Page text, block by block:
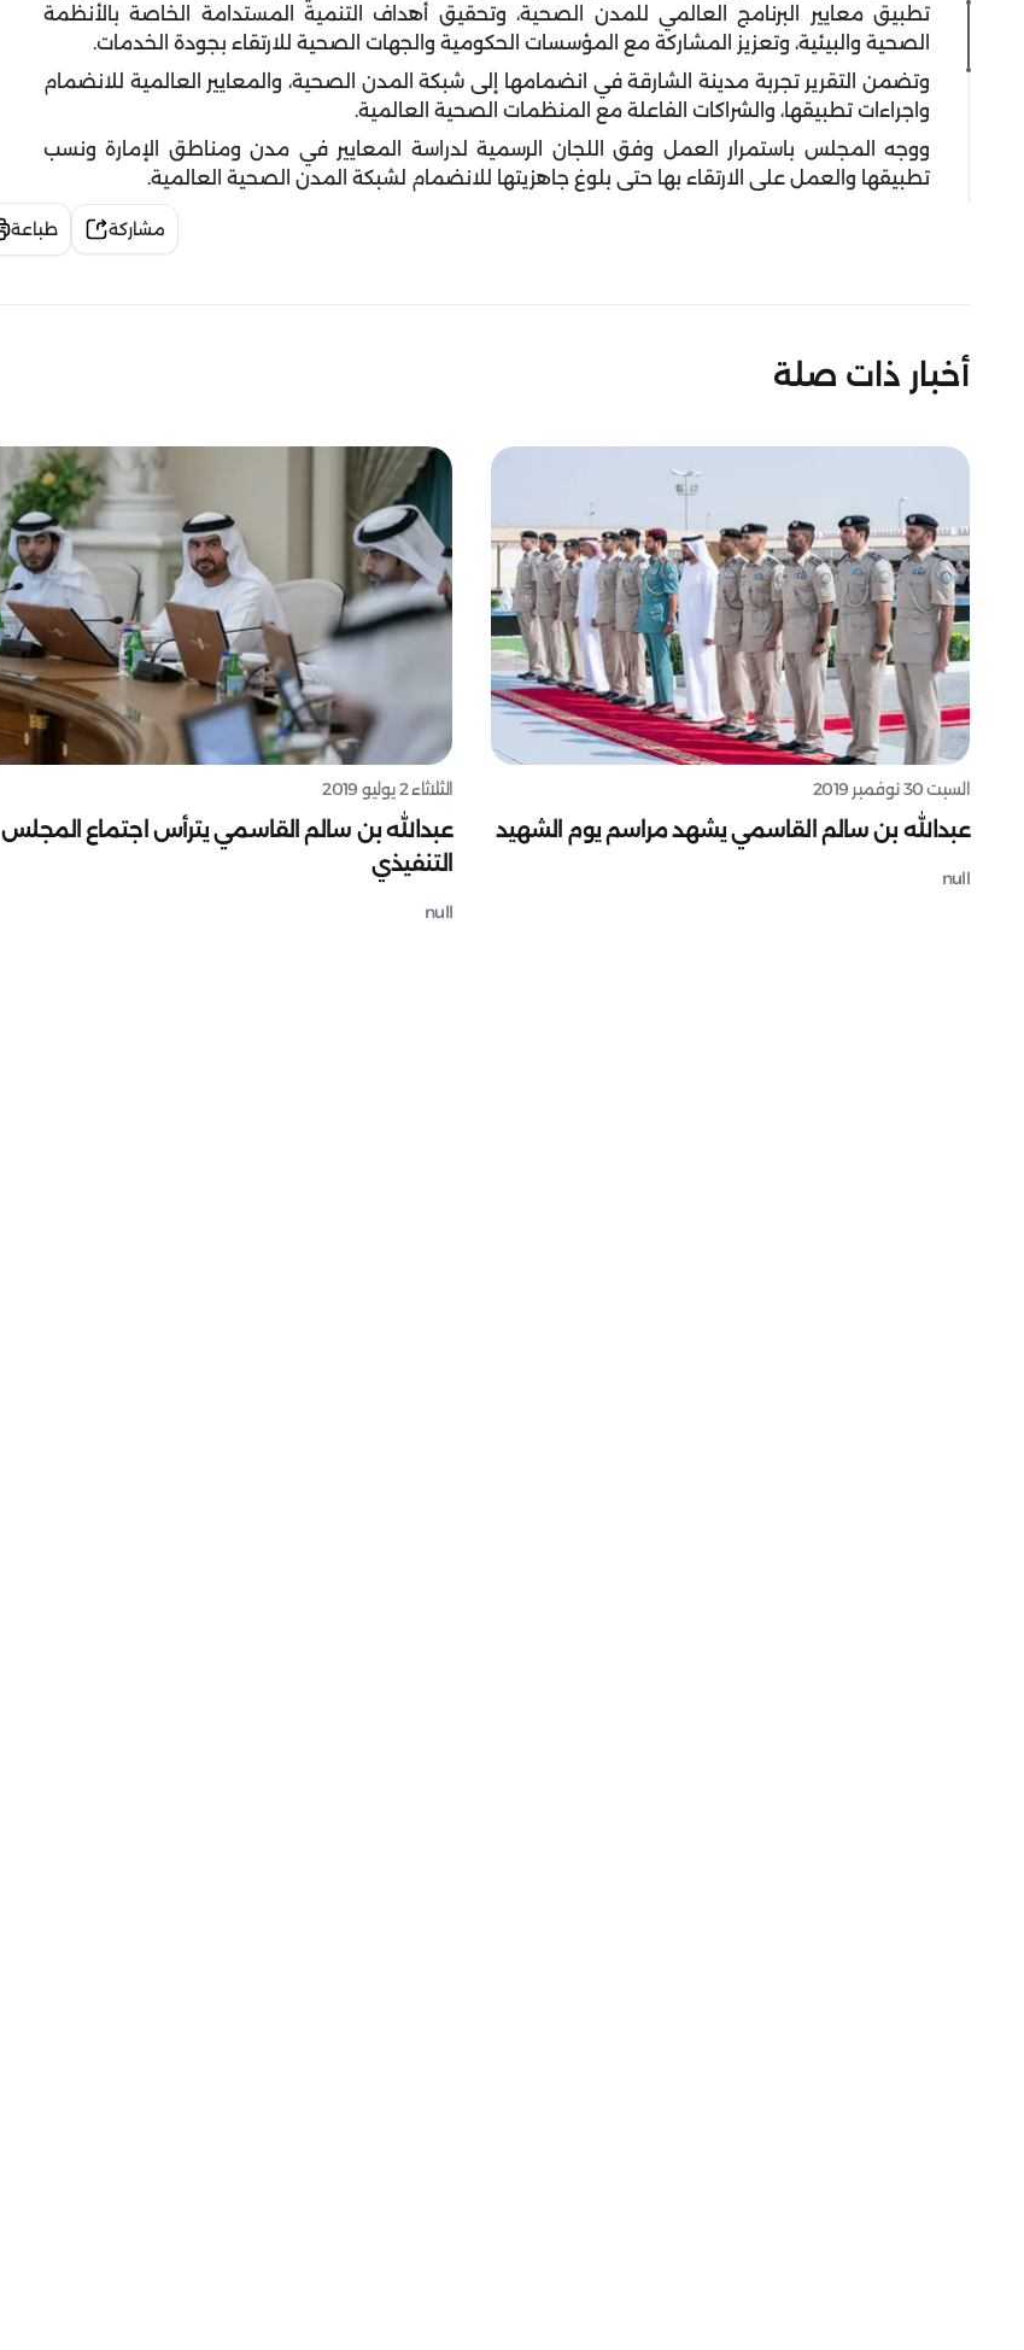
تطبيق معايير البرنامج العالمي للمدن الصحية، وتحقيق أهداف التنمية المستدامة الخاصة بالأنظمة
الصحية والبيئية، وتعزيز المشاركة مع المؤسسات الحكومية والجهات الصحية للارتقاء بجودة الخدمات.
وتضمن التقرير تجربة مدينة الشارقة في انضمامها إلى شبكة المدن الصحية، والمعايير العالمية للانضمام
واجراءات تطبيقها، والشراكات الفاعلة مع المنظمات الصحية العالمية.
ووجه المجلس باستمرار العمل وفق اللجان الرسمية لدراسة المعايير في مدن ومناطق الإمارة ونسب
تطبيقها والعمل على الارتقاء بها حتى بلوغ جاهزيتها للانضمام لشبكة المدن الصحية العالمية.
مشاركة طباعة
أخبار ذات صلة
السبت 30 نوفمبر 2019
عبدالله بن سالم القاسمي يشهد مراسم يوم الشهيد
null
الثلاثاء 2 يوليو 2019
عبدالله بن سالم القاسمي يترأس اجتماع المجلس
التنفيذي
null